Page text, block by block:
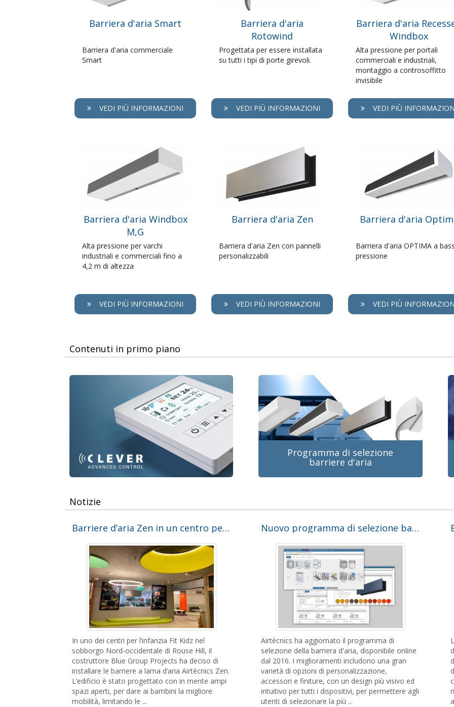
Barriera d'aria Smart
Barriera d'aria commerciale
Smart
VEDI PIÙ INFORMAZIONI
Barriera d'aria
Rotowind
Progettata per essere installata
su tutti i tipi di porte girevoli.
VEDI PIÙ INFORMAZIONI
Barriera d'aria
Windbox
Alta pressione per portali
commerciali e industriali,
montaggio a controsoffitto
invisibile
VEDI PIÙ
Barriera d'aria Windbox
M,G
Alta pressione per varchi
industriali e commerciali fino a
4,2 m di altezza
VEDI PIÙ INFORMAZIONI
Barriera d'aria Zen
Barriera d'aria Zen con pannelli
personalizzabili
VEDI PIÙ INFORMAZIONI
Barriera d'aria
Barriera d'aria OPTIMA a
pressione
VEDI PIÙ
Contenuti in primo piano
Programma di selezione
barriere d'aria
Notizie
Barriere d’aria Zen in un centro per l’infanzia a Sydney, in Australia
In uno dei centri per l’infanzia Fit Kidz nel
sobborgo Nord-occidentale di Rouse Hill, il
costruttore Blue Group Projects ha deciso di
installare le barriere a lama d’aria Airtècnics Zen.
L’edificio è stato progettato con in mente ampi
spazi aperti, per dare ai bambini la migliore
mobilità, limitando le ...
Nuovo programma di selezione barriera d’aria online
Airtècnics ha aggiornato il programma di
selezione della barriera d'aria, disponibile online
dal 2016. I miglioramenti includono una gran
varietà di opzioni di personalizzazione,
accessori e finiture, con un design più visivo ed
intuitivo per tutti i dispositivi, per permettere agli
utenti di selezionare la più ...